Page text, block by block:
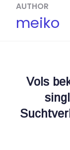
AUTHOR
meiko
Vols